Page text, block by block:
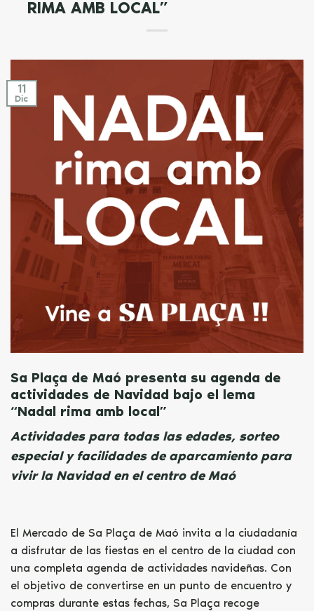
RIMA AMB LOCAL”
11
Dic
Sa Plaça de Maó presenta su agenda de
actividades de Navidad bajo el lema
“Nadal rima amb local”
Actividades para todas las edades, sorteo
especial y facilidades de aparcamiento para
vivir la Navidad en el centro de Maó
El Mercado de Sa Plaça de Maó invita a la ciudadanía
a disfrutar de las fiestas en el centro de la ciudad con
una completa agenda de actividades navideñas. Con
el objetivo de convertirse en un punto de encuentro y
compras durante estas fechas, Sa Plaça recoge